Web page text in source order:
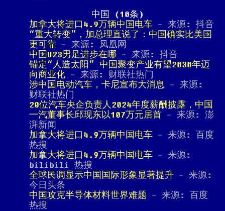
中国 (10条)
加拿大将进口4.9万辆中国电车 - 来源: 抖音
“重大转变”，加总理直说了：中国确实比美国
更可靠 - 来源: 凤凰网
中国U23男足进步在哪 - 来源: 抖音
锚定“人造太阳” 中国聚变产业有望2030年迈
向商业化 - 来源: 财联社热门
涉中国电动汽车，卡尼宣布大消息 - 来源:
财联社热门
20位汽车央企负责人2024年度薪酬披露，中国
一汽董事长邱现东以107万元居首 - 来源: 澎
湃新闻
加拿大将进口4.9万辆中国电车 - 来源: 百度
热搜
加拿大将进口4.9万辆中国电车 - 来源:
bilibili 热搜
全球民调显示中国国际形象显著提升 - 来源:
今日头条
中国攻克半导体材料世界难题 - 来源: 百度
热搜